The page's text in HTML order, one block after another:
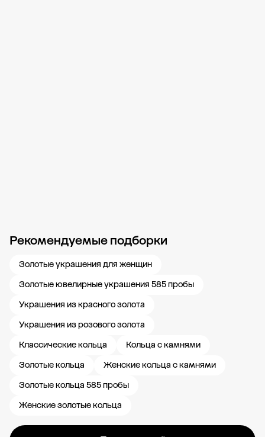
Рекомендуемые подборки
Золотые украшения для женщин
Золотые ювелирные украшения 585 пробы
Украшения из красного золота
Украшения из розового золота
Классические кольца
Кольца с камнями
Золотые кольца
Женские кольца с камнями
Золотые кольца 585 пробы
Женские золотые кольца
Новости компании Журнал ЗОЛОТОЙ Блог